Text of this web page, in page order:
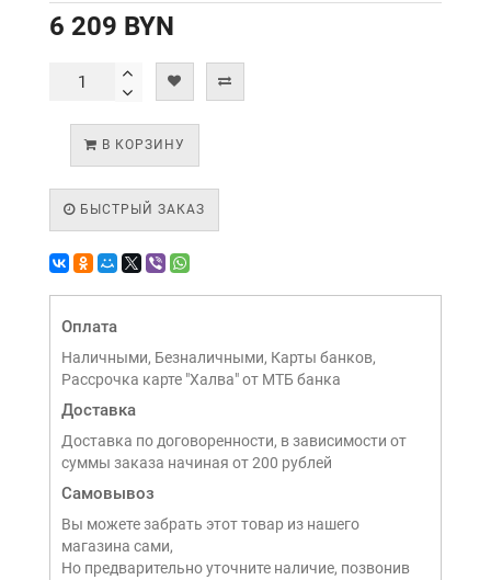
6 209 BYN
В КОРЗИНУ
БЫСТРЫЙ ЗАКАЗ
Оплата
Наличными, Безналичными, Карты банков,
Рассрочка карте "Халва" от МТБ банка
Доставка
Доставка по договоренности, в зависимости от
суммы заказа начиная от 200 рублей
Самовывоз
Вы можете забрать этот товар из нашего
магазина сами,
Но предварительно уточните наличие, позвонив